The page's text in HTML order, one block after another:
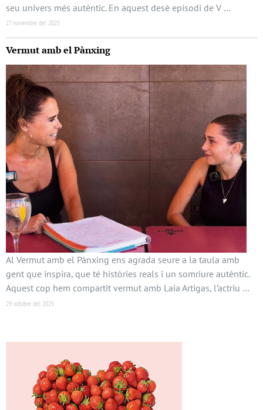
seu univers més autèntic. En aquest desè episodi de V …
27 novembre del 2025
Vermut amb el Pànxing
Al Vermut amb el Pànxing ens agrada seure a la taula amb
gent que inspira, que té històries reals i un somriure autèntic.
Aquest cop hem compartit vermut amb Laia Artigas, l’actriu …
29 octubre del 2025